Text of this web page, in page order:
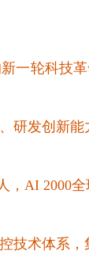
一轮科技
研发创新
， AI 2000
技术体系，